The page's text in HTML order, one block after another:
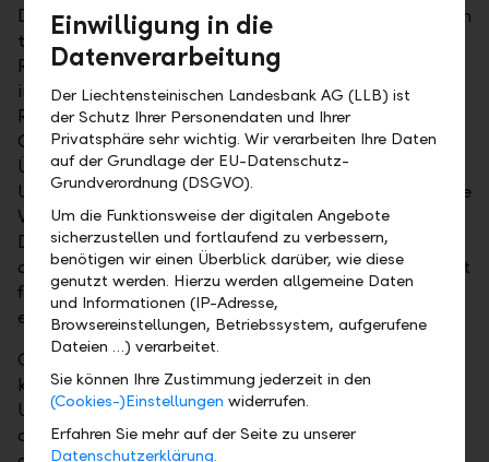
Die LLB lud am Donnerstag, 21. November 2019, zum
traditionellen Informationsnachmittag für die
Regierung. Nach Erläuterungen zum Geschäftsgang
im ersten Halbjahr 2019 durch Group CFO Christoph
Reich gaben die weiteren Mitglieder der
Gruppenleitung den Regierungsvertretern einen
Überblick zu den strategischen Initiativen und dem
Umsetzungstand. "Die Strategie StepUp2020 hat ihre
Wirkung innerhalb der LLB-Gruppe voll entfaltet.
Dank ihres fokussierten Geschäftsmodells und einer
diversifizierten Ertragsstruktur ist die LLB-Gruppe gut
für die bevorstehenden Herausforderungen gerüstet",
erklärten die LLB-Verantwortlichen.
Group CEO Roland Matt sagte mit Blick auf das
kommende Jahr: "Im gegenwärtig anspruchsvollen
Umfeld gilt unser Fokus klar der weiteren Steigerung
der Profitabilität. Mit unserem Wachstum haben wir
Einwilligung in die
Datenverarbeitung
Der Liechtensteinischen Landesbank AG (LLB) ist
der Schutz Ihrer Personendaten und Ihrer
Privatsphäre sehr wichtig. Wir verarbeiten Ihre Daten
auf der Grundlage der EU-Datenschutz-
Grundverordnung (DSGVO).
Um die Funktionsweise der digitalen Angebote
sicherzustellen und fortlaufend zu verbessern,
benötigen wir einen Überblick darüber, wie diese
genutzt werden. Hierzu werden allgemeine Daten
und Informationen (IP-Adresse,
Browsereinstellungen, Betriebssystem, aufgerufene
Dateien …) verarbeitet.
Sie können Ihre Zustimmung jederzeit in den
(Cookies-)Einstellungen widerrufen.
Erfahren Sie mehr auf der Seite zu unserer
Datenschutzerklärung.